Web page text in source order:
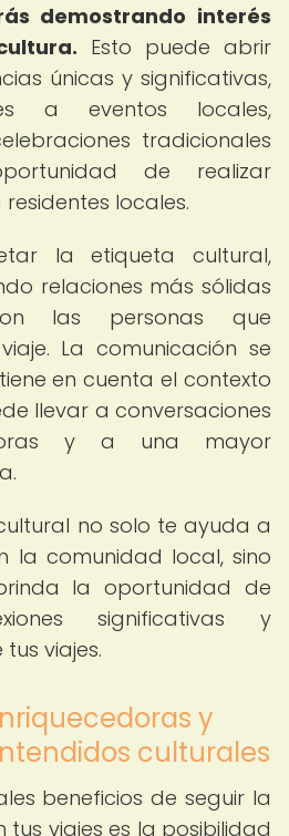
demostrando interés
Esto puede abrir
únicas y significativas,
a eventos locales,
tradicionales
de realizar
locales.
la etiqueta cultural,
relaciones más sólidas
las personas que
La comunicación se
en cuenta el contexto
llevar a conversaciones
y a una mayor
no solo te ayuda a
la comunidad local, sino
la oportunidad de
significativas y
viajes.
y
culturales
beneficios de seguir la
viajes es la posibilidad